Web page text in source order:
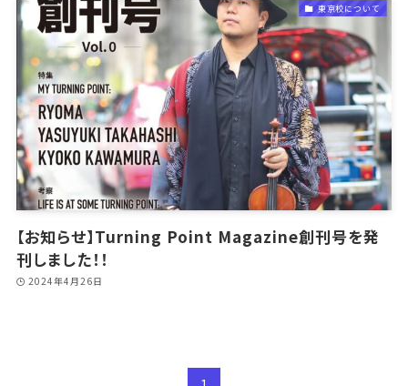
東京校について
【お知らせ】Turning Point Magazine創刊号を発
刊しました！！
2024年4月26日